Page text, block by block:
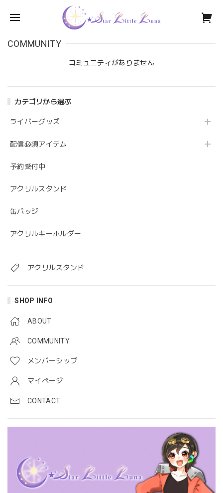
カテゴリから選ぶ
ライバーグッズ
配信必須アイテム
予約受付中
アクリルスタンド
缶バッジ
アクリルキーホルダー
アクリルスタンド
SHOP INFO
ABOUT
COMMUNITY
メンバーシップ
マイページ
CONTACT
COMMUNITY
コミュニティがありません